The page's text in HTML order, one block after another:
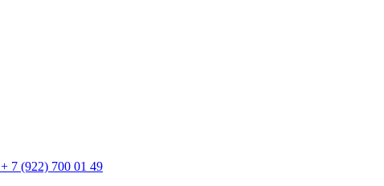
+ 7 (922) 700 01 49